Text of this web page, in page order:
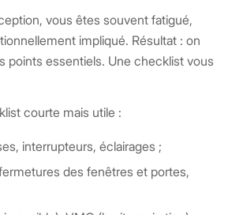
vous êtes souvent fatigué,
impliqué. Résultat : on
points essentiels. Une checklist vous
courte mais utile :
interrupteurs, éclairages ;
des fenêtres et portes,